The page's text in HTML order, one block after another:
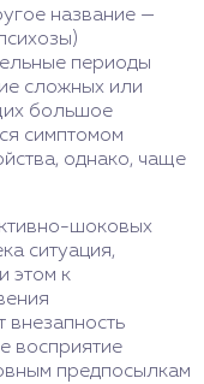
название —
периоды
сложных или
большое
симптомом
однако, чаще
шоковых
ситуация,
этом к
внезапность
восприятие
предпосылкам